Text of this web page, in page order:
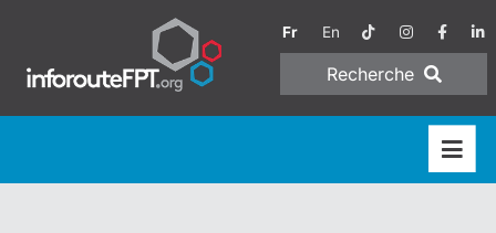
Fr En
Recherche